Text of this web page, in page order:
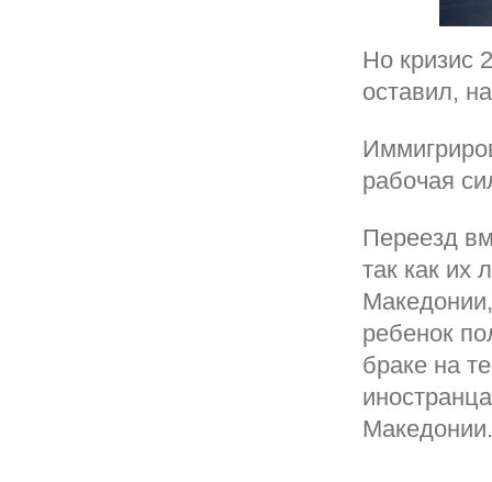
Но кризис
оставил,
рабочая
Переезд
так как их
ребенок
браке на
Македонии.